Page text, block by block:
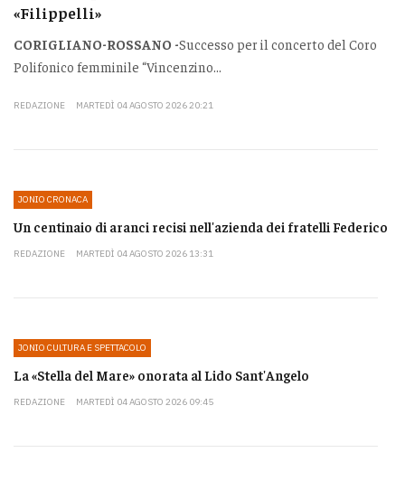
«Filippelli»
CORIGLIANO-ROSSANO -Successo per il concerto del Coro
Polifonico femminile “Vincenzino...
REDAZIONE MARTEDÌ 04 AGOSTO 2026 20:21
JONIO CRONACA
Un centinaio di aranci recisi nell'azienda dei fratelli Federico
REDAZIONE MARTEDÌ 04 AGOSTO 2026 13:31
JONIO CULTURA E SPETTACOLO
La «Stella del Mare» onorata al Lido Sant'Angelo
REDAZIONE MARTEDÌ 04 AGOSTO 2026 09:45